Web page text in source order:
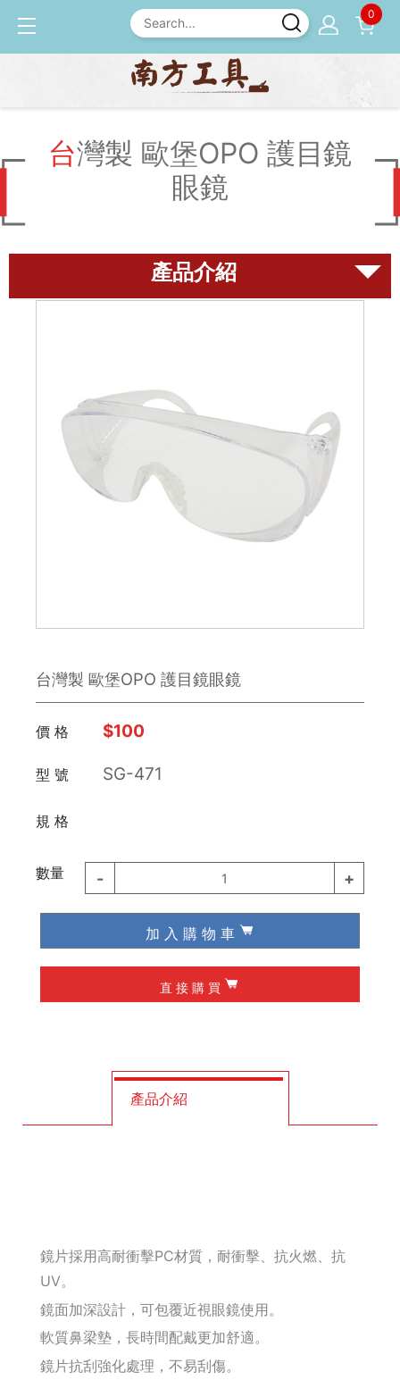
0
台灣製 歐堡OPO 護目鏡眼
台灣製 歐堡OPO 護目鏡
眼鏡
鉋刀
雕刻刀 / 鑿刀
美工刀 / 刀類
板手
日本 Engineer
FUJIYA富士劍
德國 Knipex
德國 Wiha / Wera
起子類
槌子
修皮刀 / 刮刀
Makita 機台
Maktec 牧科
Makita 配件
台灣製 歐堡OPO 護目鏡眼鏡
價 格 $100
型 號 SG-471
規 格
數量 - 1 +
加 入 購 物 車
直 接 購 買
產品介紹
鏡片採用高耐衝擊PC材質，耐衝擊、抗火燃、抗
UV。
鏡面加深設計，可包覆近視眼鏡使用。
軟質鼻梁墊，長時間配戴更加舒適。
鏡片抗刮強化處理，不易刮傷。